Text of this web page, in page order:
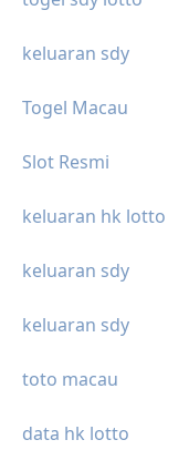
keluaran sdy
Togel Macau
Slot Resmi
keluaran hk lotto
keluaran sdy
keluaran sdy
toto macau
data hk lotto